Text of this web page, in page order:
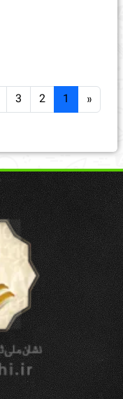
«
1
2
3